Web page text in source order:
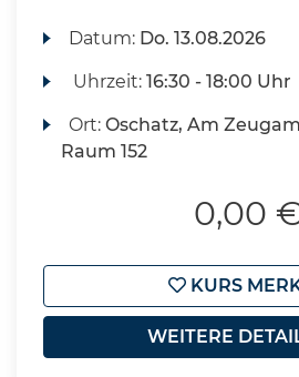
Datum: Do. 13.08.2026
Uhrzeit:16:30 - 18:00 Uhr
Ort:Oschatz, Am
Raum 152
0,00
KURS
WEITERE